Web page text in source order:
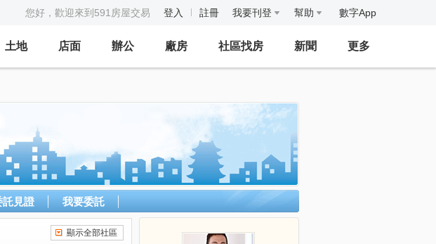
您好，歡迎來到591房屋交易 登入 註冊 我要刊登 幫助 數字App
土地 店面 辦公 廠房 社區找房 新聞 更多
託見證 我要委託
顯示全部社區